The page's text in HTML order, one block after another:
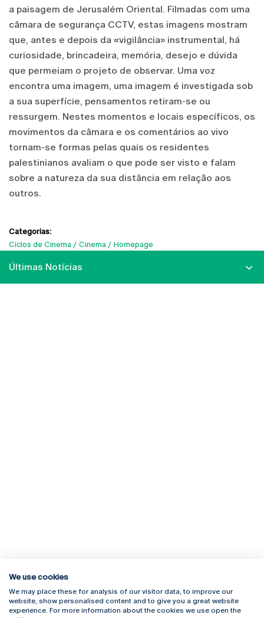
a paisagem de Jerusalém Oriental. Filmadas com uma
câmara de segurança CCTV, estas imagens mostram
que, antes e depois da «vigilância» instrumental, há
curiosidade, brincadeira, memória, desejo e dúvida
que permeiam o projeto de observar. Uma voz
encontra uma imagem, uma imagem é investigada sob
a sua superfície, pensamentos retiram-se ou
ressurgem. Nestes momentos e locais específicos, os
movimentos da câmara e os comentários ao vivo
tornam-se formas pelas quais os residentes
palestinianos avaliam o que pode ser visto e falam
sobre a natureza da sua distância em relação aos
outros.
Categorias:
Ciclos de Cinema
Cinema Homepage
Últimas Notícias
Rua Diogo Botelho 1327
4169-005 Porto
Campus Online
Webmail
We use cookies
We may place these for analysis of our visitor data, to improve our
website, show personalised content and to give you a great website
experience. For more information about the cookies we use open the